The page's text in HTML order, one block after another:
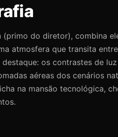
do diretor), combina
atmosfera que transita
os contrastes de
aéreas dos cenários
na mansão tecnológica,